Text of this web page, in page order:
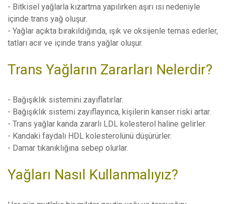
- Bitkisel yağlarla kızartma yapılırken aşırı ısı nedeniyle
içinde trans yağ oluşur.
- Yağlar açıkta bırakıldığında, ışık ve oksijenle temas ederler,
tatları acır ve içinde trans yağlar oluşur.
Trans Yağların Zararları Nelerdir?
- Bağışıklık sistemini zayıflatırlar.
- Bağışıklık sistemi zayıflayınca, kişilerin kanser riski artar.
- Trans yağlar kanda zararlı LDL kolesterol haline gelirler.
- Kandaki faydalı HDL kolesterolünü düşürürler.
- Damar tıkanıklığına sebep olurlar.
Yağları Nasıl Kullanmalıyız?